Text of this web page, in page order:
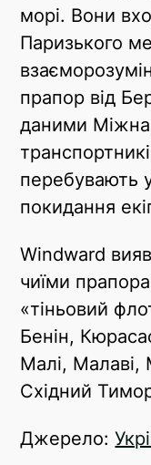
морі. Вони
Паризького
прапор від
даними
перебувають
покидання
Windward
чиїми
«тіньовий
Бенін,
Малі, Малаві,
Східний
Джерело: